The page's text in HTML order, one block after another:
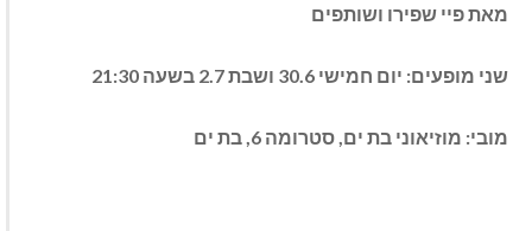
מאת פיי שפירו ושותפים
שני מופעים: יום חמישי 30.6 ושבת 2.7 בשעה 21:30
מובי: מוזיאוני בת ים, סטרומה 6, בת ים